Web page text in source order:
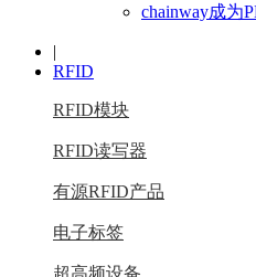
chainway成为
|
RFID
RFID模块
RFID读写器
有源RFID产品
电子标签
超高频设备